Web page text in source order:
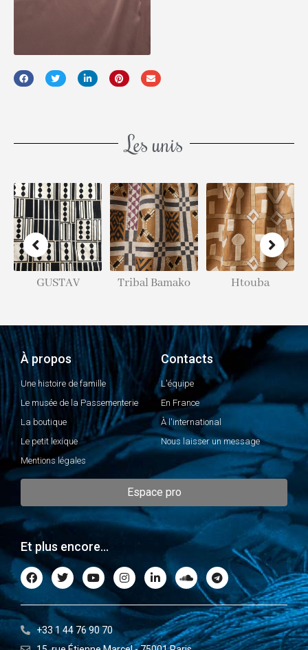
Les unis
GUSTAV Tribal Bamako Htouba
À propos
Une histoire de famille
Le musée de la Passementerie
La boutique
Le petit lexique
Mentions légales
Contacts
L'équipe
En France
À l'international
Nous laisser un message
Espace pro
Et plus encore...
+33 1 44 76 90 70